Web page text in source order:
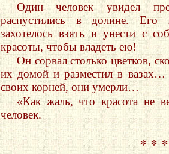
Один человек увидел
распустились в долине. Его
захотелось взять и унести с
красоты, чтобы владеть ею!
Он сорвал столько цветков,
их домой и разместил в
своих корней, они умерли…
«Как жаль, что красота не
человек.
* * *